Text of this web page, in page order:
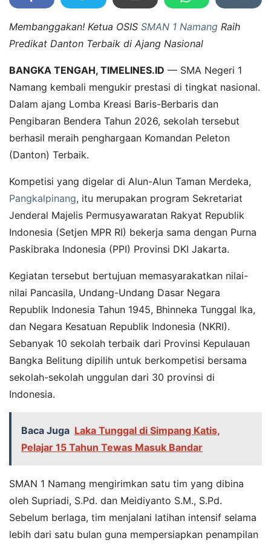
Membanggakan! Ketua OSIS SMAN 1 Namang Raih
Predikat Danton Terbaik di Ajang Nasional
BANGKA TENGAH, TIMELINES.ID — SMA Negeri 1
Namang kembali mengukir prestasi di tingkat nasional.
Dalam ajang Lomba Kreasi Baris-Berbaris dan
Pengibaran Bendera Tahun 2026, sekolah tersebut
berhasil meraih penghargaan Komandan Peleton
(Danton) Terbaik.
Kompetisi yang digelar di Alun-Alun Taman Merdeka,
Pangkalpinang, itu merupakan program Sekretariat
Jenderal Majelis Permusyawaratan Rakyat Republik
Indonesia (Setjen MPR RI) bekerja sama dengan Purna
Paskibraka Indonesia (PPI) Provinsi DKI Jakarta.
Kegiatan tersebut bertujuan memasyarakatkan nilai-
nilai Pancasila, Undang-Undang Dasar Negara
Republik Indonesia Tahun 1945, Bhinneka Tunggal Ika,
dan Negara Kesatuan Republik Indonesia (NKRI).
Sebanyak 10 sekolah terbaik dari Provinsi Kepulauan
Bangka Belitung dipilih untuk berkompetisi bersama
sekolah-sekolah unggulan dari 30 provinsi di
Indonesia.
Baca Juga Laka Tunggal di Simpang Katis,
Pelajar 15 Tahun Tewas Masuk Bandar
SMAN 1 Namang mengirimkan satu tim yang dibina
oleh Supriadi, S.Pd. dan Meidiyanto S.M., S.Pd.
Sebelum berlaga, tim menjalani latihan intensif selama
lebih dari satu bulan guna mempersiapkan penampilan